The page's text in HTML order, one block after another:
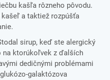
kašľa rôzneho pôvodu.
a taktiež rozpúšťa
sirup, keď ste alergický
na ktorúkoľvek z ďalších
dedičnými problémami
galaktózova